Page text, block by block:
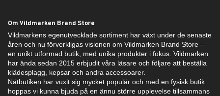
Om Vildmarken Brand Store
Vildmarkens egenutvecklade sortiment har växt under de senaste
åren och nu förverkligas visionen om Vildmarken Brand Store –
en unikt utformad butik, med unika produkter i fokus. Vildmarken
har ända sedan 2015 erbjudit våra läsare och följare att beställa
klädesplagg, kepsar och andra accessoarer.
Nätbutiken har vuxit sig mycket populär och med en fysisk butik
hoppas vi kunna bjuda på en ännu större upplevelse tillsammans